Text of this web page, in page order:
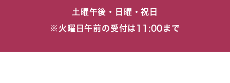
土曜午後・日曜・祝日
※火曜日午前の受付は11:00まで